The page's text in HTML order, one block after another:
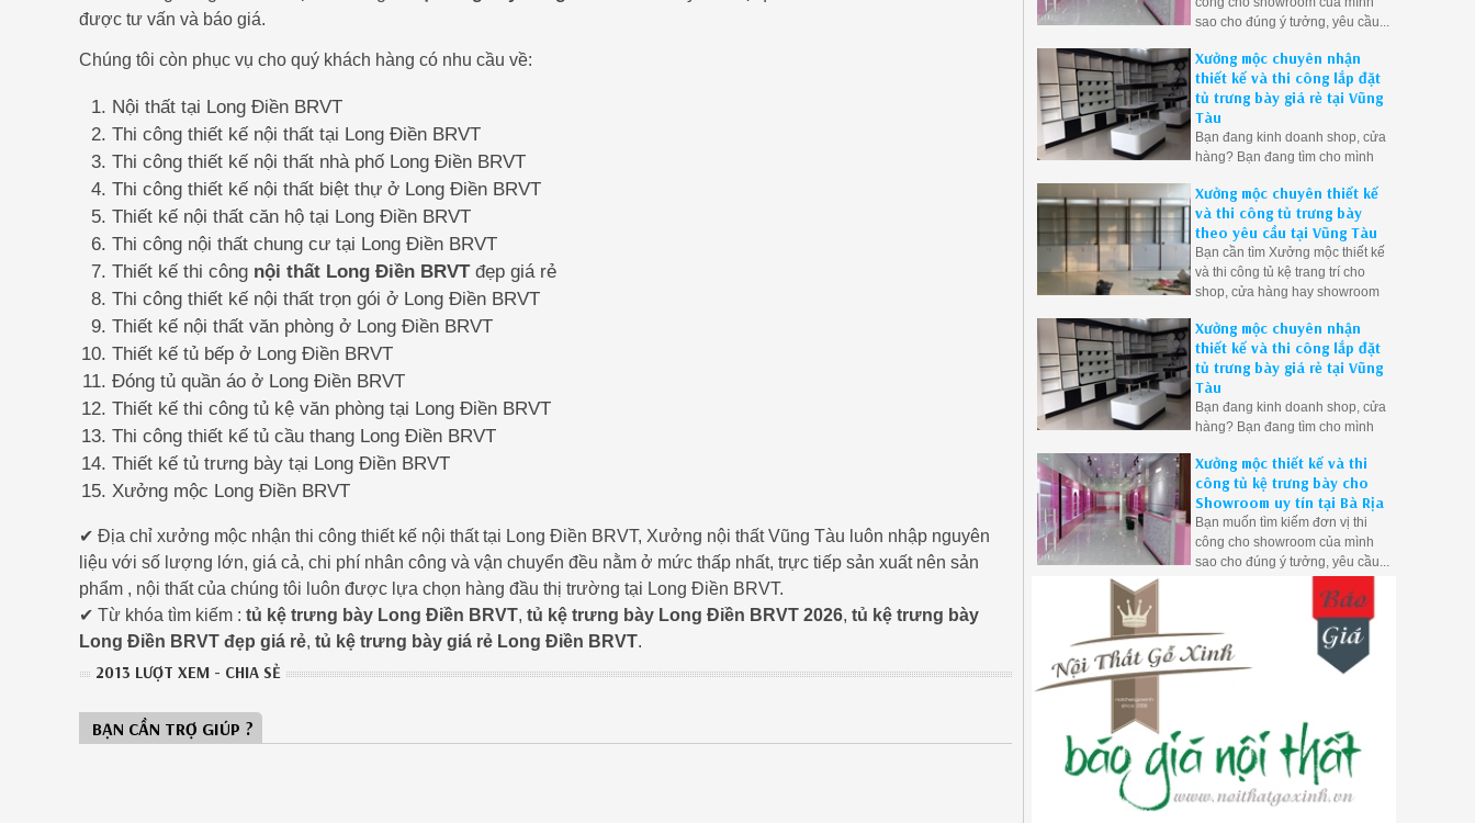
được tư vấn và báo giá.
Chúng tôi còn phục vụ cho quý khách hàng có nhu cầu về:
Nội thất tại Long Điền BRVT
Thi công thiết kế nội thất tại Long Điền BRVT
Thi công thiết kế nội thất nhà phố Long Điền BRVT
Thi công thiết kế nội thất biệt thự ở Long Điền BRVT
Thiết kế nội thất căn hộ tại Long Điền BRVT
Thi công nội thất chung cư tại Long Điền BRVT
Thiết kế thi công nội thất Long Điền BRVTđẹp giá rẻ
Thi công thiết kế nội thất trọn gói ở Long Điền BRVT
Thiết kế nội thất văn phòng ở Long Điền BRVT
Thiết kế tủ bếp ở Long Điền BRVT
Đóng tủ quần áo ở Long Điền BRVT
Thiết kế thi công tủ kệ văn phòng tại Long Điền BRVT
Thi công thiết kế tủ cầu thang Long Điền BRVT
Thiết kế tủ trưng bày tại Long Điền BRVT
Xưởng mộc Long Điền BRVT
✔ Địa chỉ xưởng mộc nhận thi công thiết kế nội thất tại Long Điền BRVT, Xưởng nội thất Vũng Tàu luôn nhập nguyên
liệu với số lượng lớn, giá cả, chi phí nhân công và vận chuyển đều nằm ở mức thấp nhất, trực tiếp sản xuất nên sản
phẩm , nội thất của chúng tôi luôn được lựa chọn hàng đầu thị trường tại Long Điền BRVT.
✔ Từ khóa tìm kiếm : tủ kệ trưng bày Long Điền BRVT, tủ kệ trưng bày Long Điền BRVT 2026, tủ kệ trưng bày
Long Điền BRVT đẹp giá rẻ, tủ kệ trưng bày giá rẻ Long Điền BRVT.
2013 LƯỢT XEM - CHIA SẺ
BẠN CẦN TRỢ GIÚP ?
sao cho đúng ý tưởng, yêu cầu...
chúng tôi sẽ đáp ứng đầy đủ yêu
cầu của bạn.
Xưởng mộc chuyên nhận
thiết kế và thi công lắp đặt
tủ trưng bày giá rẻ tại Vũng
Tàu
Bạn đang kinh doanh shop, cửa
hàng? Bạn đang tìm cho mình
đóng tủ kệ trưng bày sản phẩm
tại Vũng Tàu? Hãy liên hệ với
Xưởng Mộc Vũng Tàu ngay để
nhận được những ưu đãi tôt
nhất.
Xưởng mộc chuyên thiết kế
và thi công tủ trưng bày
theo yêu cầu tại Vũng Tàu
Bạn cần tìm Xưởng mộc thiết kế
và thi công tủ kệ trang trí cho
shop, cửa hàng hay showroom
nhiều năm kinh nghiệm uy tín
trong lĩnh vực thi công nội thất
trưng bày dành cho cửa hàng,
showroom của quý khách hàng,
hãy liên hệ với chúng tôi để
nhận được những ưu đãi tốt
Xưởng mộc chuyên nhận
thiết kế và thi công lắp đặt
tủ trưng bày giá rẻ tại Vũng
Tàu
Bạn đang kinh doanh shop, cửa
hàng? Bạn đang tìm cho mình
đóng tủ kệ trưng bày sản phẩm
tại Vũng Tàu? Hãy liên hệ với
Xưởng Mộc Vũng Tàu ngay để
nhận được những ưu đãi tôt
nhất.
Xưởng mộc thiết kế và thi
công tủ kệ trưng bày cho
Showroom uy tín tại Bà Rịa
Bạn muốn tìm kiếm đơn vị thi
công cho showroom của mình
sao cho đúng ý tưởng, yêu cầu...
chúng tôi sẽ đáp ứng đầy đủ yêu